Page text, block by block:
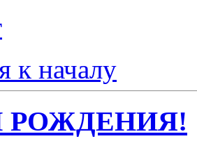
к началу
РОЖДЕНИЯ!